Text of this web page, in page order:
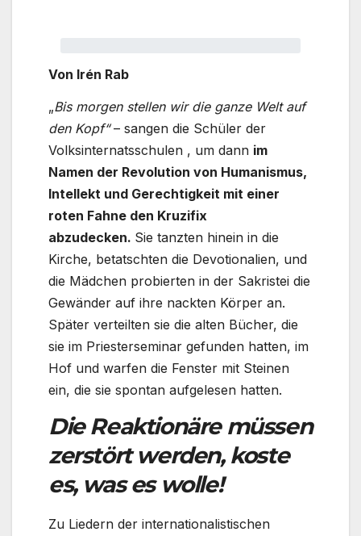
Von Irén Rab
„Bis morgen stellen wir die ganze Welt auf
den Kopf“– sangen die Schüler der
Volksinternatsschulen , um dann im
Namen der Revolution von Humanismus,
Intellekt und Gerechtigkeit mit einer
roten Fahne den Kruzifix
abzudecken. Sie tanzten hinein in die
Kirche, betatschten die Devotionalien, und
die Mädchen probierten in der Sakristei die
Gewänder auf ihre nackten Körper an.
Später verteilten sie die alten Bücher, die
sie im Priesterseminar gefunden hatten, im
Hof und warfen die Fenster mit Steinen
ein, die sie spontan aufgelesen hatten.
Die Reaktionäre müssen
zerstört werden, koste
es, was es wolle!
Zu Liedern der internationalistischen